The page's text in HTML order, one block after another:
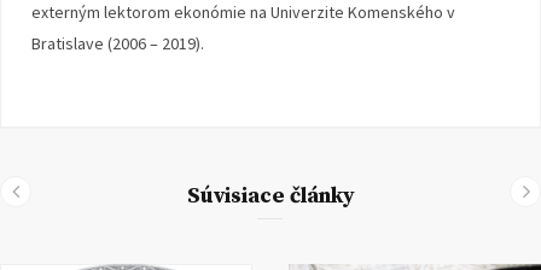
externým lektorom ekonómie na Univerzite Komenského v
Bratislave (2006 – 2019).
Súvisiace články